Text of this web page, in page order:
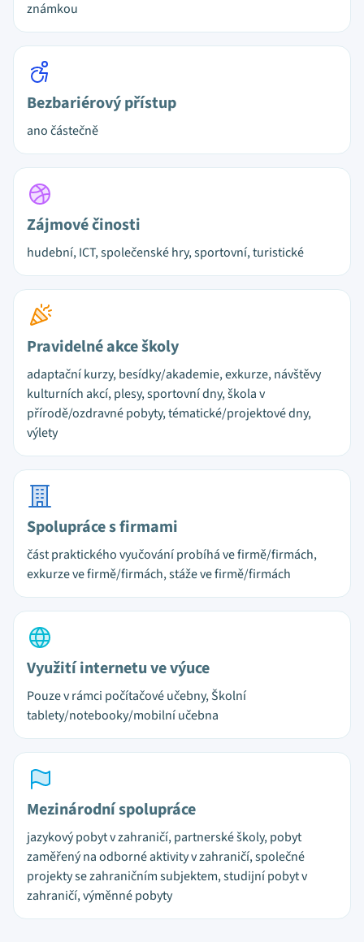
známkou
Bezbariérový přístup
ano částečně
Zájmové činosti
hudební, ICT, společenské hry, sportovní, turistické
Pravidelné akce školy
adaptační kurzy, besídky/akademie, exkurze, návštěvy
kulturních akcí, plesy, sportovní dny, škola v
přírodě/ozdravné pobyty, tématické/projektové dny,
výlety
Spolupráce s firmami
část praktického vyučování probíhá ve firmě/firmách,
exkurze ve firmě/firmách, stáže ve firmě/firmách
Využití internetu ve výuce
Pouze v rámci počítačové učebny, Školní
tablety/notebooky/mobilní učebna
Mezinárodní spolupráce
jazykový pobyt v zahraničí, partnerské školy, pobyt
zaměřený na odborné aktivity v zahraničí, společné
projekty se zahraničním subjektem, studijní pobyt v
zahraničí, výměnné pobyty